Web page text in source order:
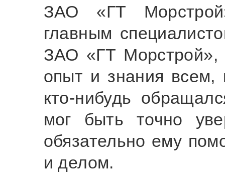
ЗАО «ГТ
главным
ЗАО «ГТ Морстрой»,
опыт и знания всем,
кто-нибудь
мог быть точно
обязательно ему
и делом.